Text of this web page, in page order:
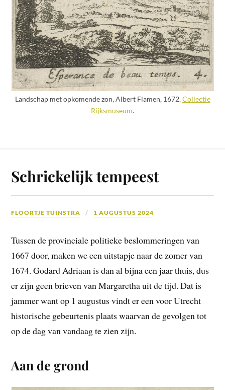
Landschap met opkomende zon, Albert Flamen, 1672.Collectie
Rijksmuseum.
Schrickelijk tempeest
FLOORTJE TUINSTRA 1 AUGUSTUS 2024
Tussen de provinciale politieke beslommeringen van
1667 door, maken we een uitstapje naar de zomer van
1674. Godard Adriaan is dan al bijna een jaar thuis, dus
er zijn geen brieven van Margaretha uit de tijd. Dat is
jammer want op 1 augustus vindt er een voor Utrecht
historische gebeurtenis plaats waarvan de gevolgen tot
op de dag van vandaag te zien zijn.
Aan de grond